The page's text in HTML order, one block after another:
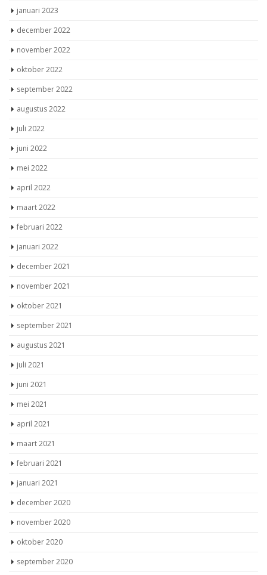
januari 2023
december 2022
november 2022
oktober 2022
september 2022
augustus 2022
juli 2022
juni 2022
mei 2022
april 2022
maart 2022
februari 2022
januari 2022
december 2021
november 2021
oktober 2021
september 2021
augustus 2021
juli 2021
juni 2021
mei 2021
april 2021
maart 2021
februari 2021
januari 2021
december 2020
november 2020
oktober 2020
september 2020